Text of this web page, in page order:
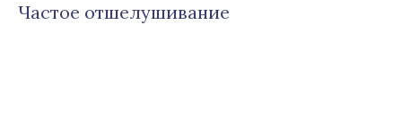
Частое отшелушивание